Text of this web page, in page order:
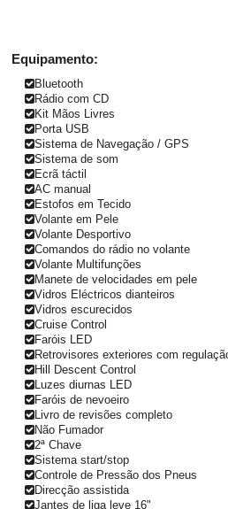
Equipamento:
Bluetooth
Rádio com CD
Kit Mãos Livres
Porta USB
Sistema de Navegação / GPS
Sistema de som
Ecrã táctil
AC manual
Estofos em Tecido
Volante em Pele
Volante Desportivo
Comandos do rádio no volante
Volante Multifunções
Manete de velocidades em pele
Vidros Eléctricos dianteiros
Vidros escurecidos
Cruise Control
Faróis LED
Retrovisores exteriores com
Hill Descent Control
Luzes diurnas LED
Faróis de nevoeiro
Livro de revisões completo
Não Fumador
2ª Chave
Sistema start/stop
Controle de Pressão dos Pneus
Direcção assistida
Jantes de liga leve 16"